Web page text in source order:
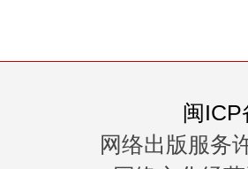
闽ICP
网络出版服务